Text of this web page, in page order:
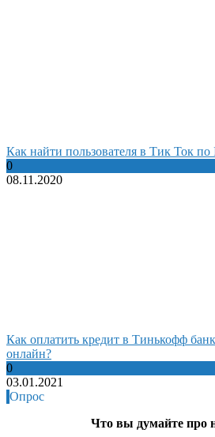
Как найти пользователя в Тик Ток
0
08.11.2020
Как оплатить кредит в Тинькофф
онлайн?
0
03.01.2021
Опрос
Что вы думайте про